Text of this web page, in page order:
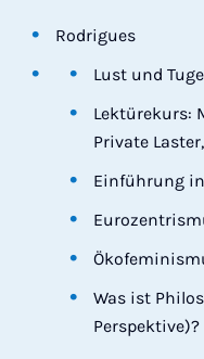
Rodrigues
Lust und
Lektürekurs:
Private
Einführung
Was ist
Perspektive)?